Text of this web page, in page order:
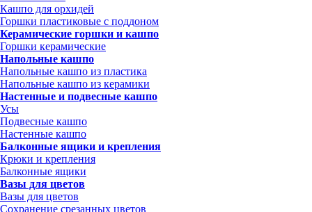
Кашпо для орхидей
Горшки пластиковые с поддоном
Керамические горшки и кашпо
Горшки керамические
Напольные кашпо
Напольные кашпо из пластика
Напольные кашпо из керамики
Настенные и подвесные кашпо
Усы
Подвесные кашпо
Настенные кашпо
Балконные ящики и крепления
Крюки и крепления
Балконные ящики
Вазы для цветов
Вазы для цветов
Сохранение срезанных цветов